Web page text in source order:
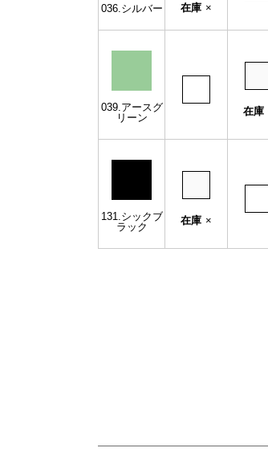
036.シルバー 在庫 ×
039.アースグ
リーン
在庫
131.シックブ
ラック
在庫 ×